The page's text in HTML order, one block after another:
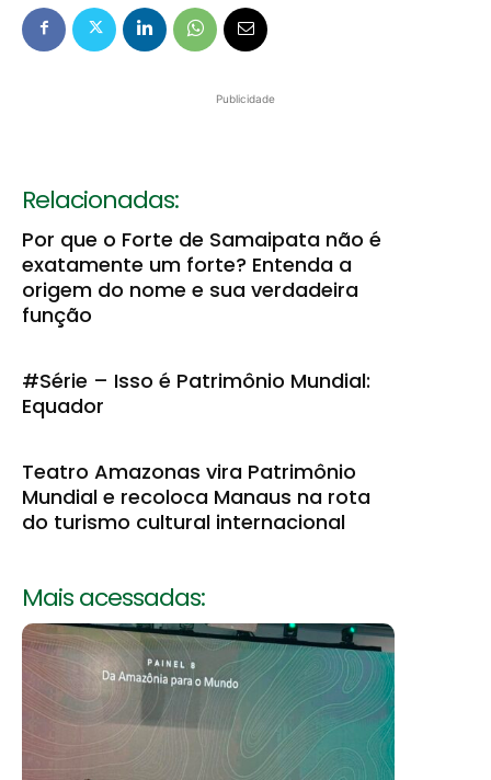
Publicidade
Relacionadas:
Por que o Forte de Samaipata não é
exatamente um forte? Entenda a
origem do nome e sua verdadeira
função
#Série – Isso é Patrimônio Mundial:
Equador
Teatro Amazonas vira Patrimônio
Mundial e recoloca Manaus na rota
do turismo cultural internacional
Mais acessadas: